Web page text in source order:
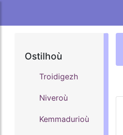
Ostilhoù
Troidigezh
Niveroù
Kemmadurioù